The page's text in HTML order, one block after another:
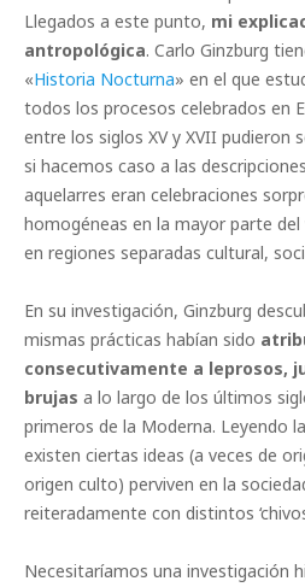
Llegados a este punto, mi
antropológica. Carlo Ginzburg
«Historia Nocturna» en el que
todos los procesos celebrados en
entre los siglos XV y XVII pudieron
si hacemos caso a las
aquelarres eran celebraciones
homogéneas en la mayor parte
en regiones separadas cultural,
En su investigación, Ginzburg
mismas prácticas habían sido
consecutivamente a leprosos,
brujas a lo largo de los últimos
primeros de la Moderna. Leyendo
existen ciertas ideas (a veces de
origen culto) perviven en la
reiteradamente con distintos
Necesitaríamos una investigación